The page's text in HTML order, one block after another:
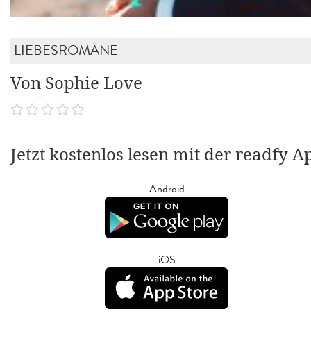
LIEBESROMANE
Von Sophie Love
Jetzt kostenlos lesen mit der readfy
Android
iOS